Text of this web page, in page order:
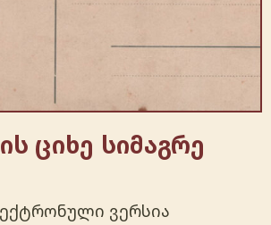
ციხე სიმაგრე
ვერსია